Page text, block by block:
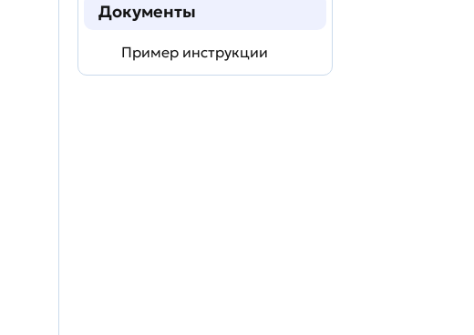
Документы
Пример инструкции